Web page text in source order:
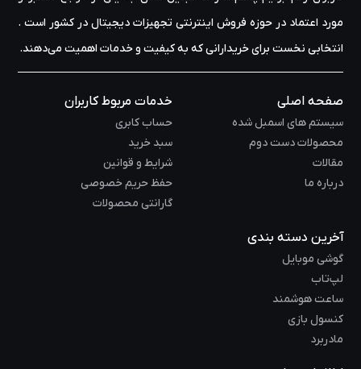
مورد اعتماد در حوزه‌ فروش اینترنتی تجهیزات دیجیتال در کشور است .
انتخابی نخست برای خریدارانی که به کیفیت و خدمات اهمیت می‌دهند.
صفحه اصلی
سیستم های اسمبل شده
محصولات دست دوم
مقالات
درباره ما
خدمات مربوط کاربران
حساب کابری
سبد خرید
شرایط و قوانین
حفظ حریم خصوصی
گارانتی محصولات
آخرین دسته بندی
گوشی موبایل
لپ‌تاب
ساعت هوشمند
کنسول بازی
مادربرد